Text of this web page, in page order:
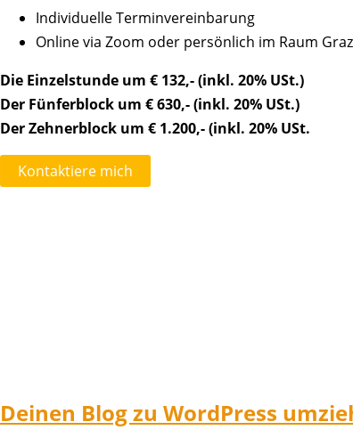
Individuelle Terminvereinbarung
Online via Zoom oder persönlich im Raum
Die Einzelstunde um € 132,- (inkl. 20% USt.)
Der Fünferblock um € 630,- (inkl. 20% USt.)
Der Zehnerblock um € 1.200,- (inkl. 20% USt.
Kontaktiere mich
Deinen Blog zu WordPress